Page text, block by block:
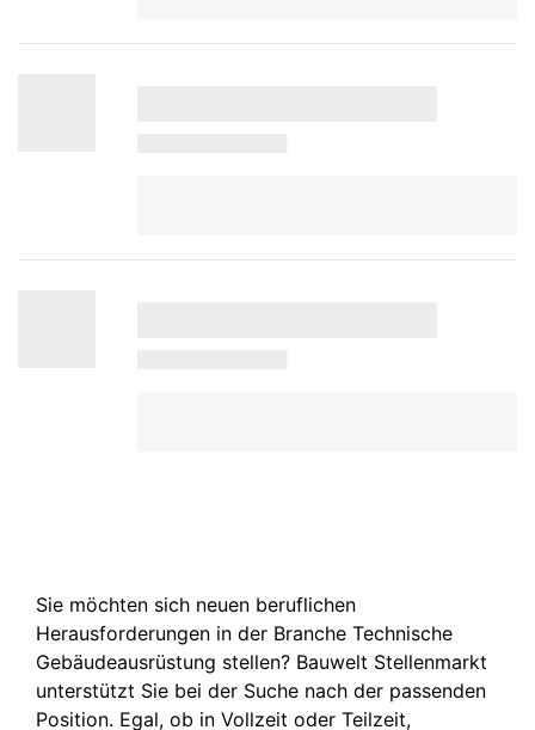
Sie möchten sich neuen beruflichen
Herausforderungen in der Branche Technische
Gebäudeausrüstung stellen? Bauwelt Stellenmarkt
unterstützt Sie bei der Suche nach der passenden
Position. Egal, ob in Vollzeit oder Teilzeit,